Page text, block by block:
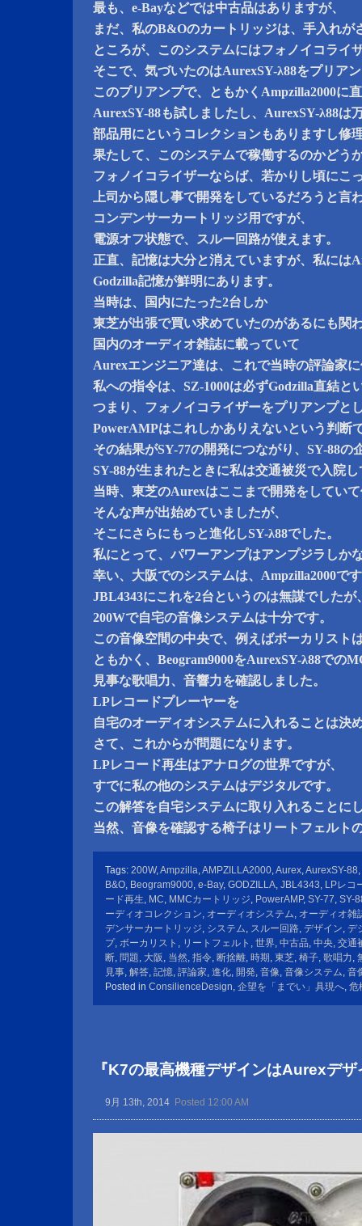
最も、e-Bayなどでは中古品はありますが、
まだ、私のB&Oのカートリッジは、手入れが
ところが、このシステムにはフォノイコライ
そこで、気づいたのはAurexSY-λ88をプリア
このプリアンプで、ともかくAmpzilla2000に
AurexSY-88も試しましたし、AurexSY-λ88は
部品用にというコレクションもありますし修
果たして、このシステムで稼働するのかどう
フォノイコライザーならば、若かりし頃にこ
上司から隠し事で開発をしているだろうと言
コンデンサーカートリッジ用ですが、
電源オフ状態で、スルー回路が使えます。
正直、記憶は大分と消えていますが、私には
Godzilla記憶が鮮明にあります。
当時は、国内にたった2台しか
東芝が出張で買い求めていたのがあるにも関
国内のオーディオ雑誌に載っていて
Aurexエンジニア達は、これで当時の評論家
私への指令は、SZ-1000は必ずGodzilla直結と
つまり、フォノイコライザーをプリアンプと
PowerAMPはこれしかありえないという判断
その結果がSY-77の開発につながり、SY-88の
SY-88が生まれたときに私は交通被災で入院
当時、東芝のAurexはここまで開発をしてい
そんな声が出始めていましたが、
そこにさらにもっと進化しSY-λ88でした。
私にとって、パワーアンプはアンプジラしか
幸い、大阪でのシステムは、Ampzilla2000で
JBL4343にこれを2台というのは無謀でしたが
200Wで自宅の音像システムは十分です。
この音像空間の中央で、例えばボーカリスト
ともかく、Beogram9000をAurexSY-λ88での
見事な歌唱力、音響力を確認しました。
LPレコードプレーヤーを
自宅のオーディオシステムに入れることは決
さて、これからが問題になります。
LPレコード再生はアナログの世界ですが、
すでに私の他のシステムはデジタルです。
この解答を自宅システムに取り入れることに
当然、音像を確認する椅子はリートフェルト
Tags: 200W,Ampzilla,AMPZILLA2000,Aurex,AurexSY-88,
B&O, Beogram9000, e-Bay, GODZILLA, JBL4343, LPレコ
ード再生, MC, MMCカートリッジ, PowerAMP, SY-77, SY-
ーディオコレクション, オーディオシステム, オーディオ雑
デンサーカートリッジ, システム, スルー回路, デザイン, デ
プ, ボーカリスト , リートフェルト , 世界, 中古品, 中央, 交通
断, 問題, 大阪 , 当然, 指令, 断捨離, 時期, 東芝, 椅子, 歌唱力,
見事, 解答, 記憶, 評論家, 進化, 開発, 音像, 音像システム, 音
Posted in ConsilienceDesign, 企望を「までい」具現へ, 危
『K7の最高機種デザインはAurexデ
9月 13th, 2014 Posted 12:00 AM